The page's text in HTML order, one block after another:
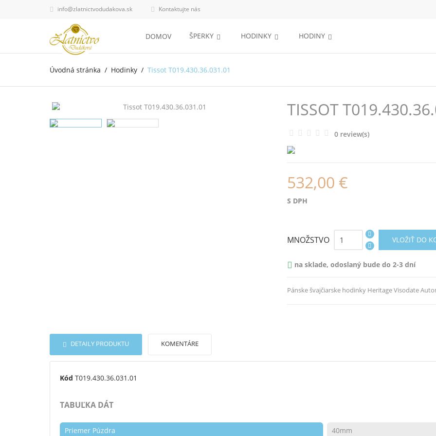
 info@zlatnictvodudakova.sk  Kontaktujte nás
DOMOV ŠPERKY HODINKY HODINY
Úvodná stránka Hodinky Tissot T019.430.36.031.01
TISSOT
0 review(s)
532,00 €
S DPH
MNOŽSTVO VLOŽIŤ DO
 na sklade, odoslaný bude do 2-3 dní
Pánske švajčiarske hodinky Heritage Visodate
DETAILY PRODUKTU KOMENTÁRE
Kód T019.430.36.031.01
TABUĽKA DÁT
Priemer Púzdra 40mm